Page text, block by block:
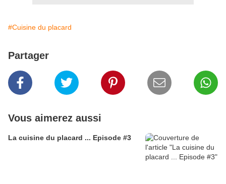
#Cuisine du placard
Partager
Vous aimerez aussi
La cuisine du placard ... Episode #3